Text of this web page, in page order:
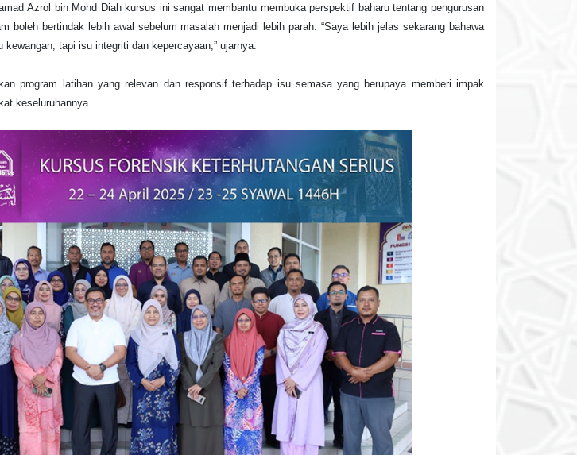
Azrol bin Mohd Diah kursus ini sangat membantu membuka perspektif baharu tentang pengurusan
boleh bertindak lebih awal sebelum masalah menjadi lebih parah. “Saya lebih jelas sekarang bahawa
tapi isu integriti dan kepercayaan,” ujarnya.
program latihan yang relevan dan responsif terhadap isu semasa yang berupaya memberi impak
keseluruhannya.